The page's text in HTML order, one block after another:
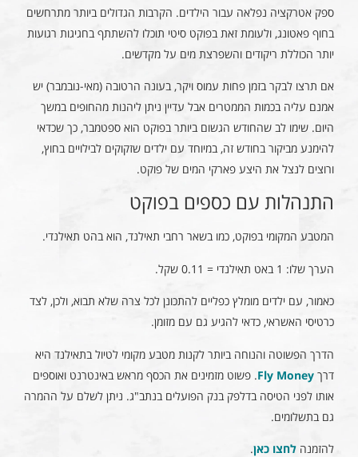
ספק אטרקציה נפלאה עבור הילדים. הקרבות הגדולים ביותר מתרחשים
בחוף פאטונג, ולעומת זאת בפוקט סיטי תוכלו להשתתף בחגיגות רגועות
יותר הכוללת ריקודים והשפרצת מים על מקדשים.
אם תרצו לבקר בזמן פחות עמוס ויקר, בעונה הרטובה (מאי-נובמבר) יש
אמנם עליה בכמות הממטרים אבל עדיין ניתן ליהנות מהחופים במשך
היום. שימו לב שהחודש הגשום ביותר בפוקט הוא ספטמבר, כך שכדאי
להימנע מביקור בחודש זה, במיוחד עם ילדים שזקוקים לבילויים בחוץ,
ורוצים לנצל את היצע פארקי המים של פוקט.
התנהלות עם כספים בפוקט
המטבע המקומי בפוקט, כמו בשאר רחבי תאילנד, הוא בהט תאילנדי.
הערך שלו: 1 באט תאילנדי = 0.11 שקל.
כאמור, עם ילדים מומלץ כפליים להתכונן לכל צרה שלא תבוא, ולכן, לצד
כרטיסי האשראי, כדאי להגיע גם עם מזומן.
הדרך הפשוטה והנוחה ביותר לקנות מטבע מקומי לטיול בתאילנד היא
דרך Fly Money. פשוט מזמינים את הכסף מראש באינטרנט ואוספים
אותו לפני הטיסה בדלפק בנק הפועלים בנתב"ג. ניתן לשלם על ההמרה
גם בתשלומים.
להזמנה לחצו כאן.